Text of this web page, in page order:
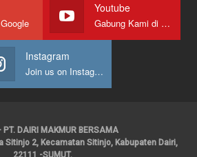
Youtube
Gabung Kami di Youtube
Instagram
Join us on Instagram
DAIRI MAKMUR BERSAMA
Sitinjo 2, Kecamatan Sitinjo, Kabupaten Dairi,